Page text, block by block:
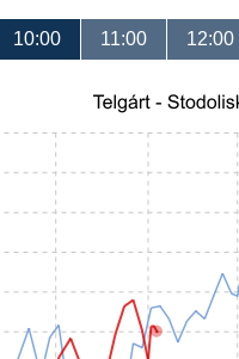
10:00 11:00 12:00